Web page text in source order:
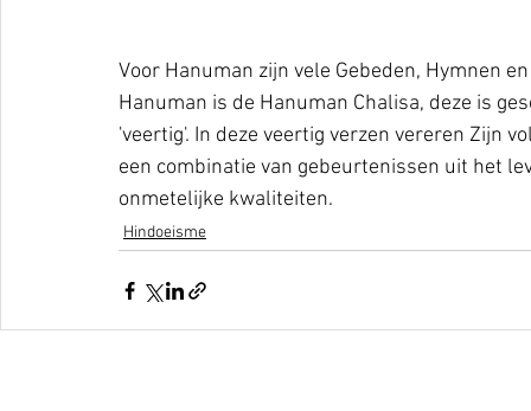
Voor Hanuman zijn vele Gebeden, Hymnen
Hanuman is de Hanuman Chalisa, deze is
'veertig'. In deze veertig verzen vereren Zijn
een combinatie van gebeurtenissen uit het
onmetelijke kwaliteiten.
Hindoeisme